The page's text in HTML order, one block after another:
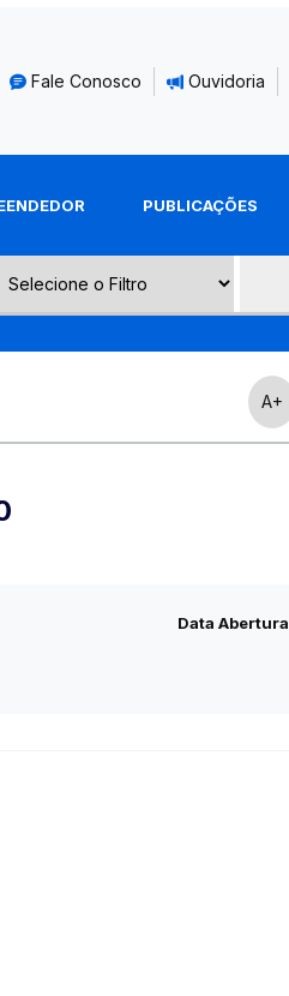
Fale Conosco Ouvidoria
PUBLICAÇÕES
A+
Data Abertura